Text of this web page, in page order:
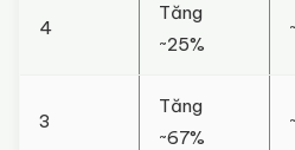
4
Tăng
~25%
3
Tăng
~67%